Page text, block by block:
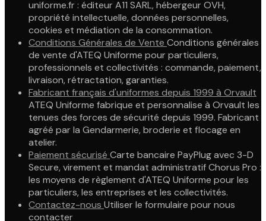
uniforme.fr : éditeur A11 SARL, hébergeur OVH,
propriété intellectuelle, données personnelles,
cookies et médiation de la consommation.
Conditions Générales de Vente Conditions générales
de vente d'ATEQ Uniforme pour particuliers,
professionnels et collectivités : commande, paiement,
livraison, rétractation, garanties.
Fabricant français d'uniformes depuis 1999 à Orvault
ATEQ Uniforme fabrique et personnalise à Orvault les
tenues des forces de sécurité depuis 1999. Fabricant
agréé par la Gendarmerie, broderie et flocage en
atelier.
Paiement sécurisé Carte bancaire PayPlug avec 3-D
Secure, virement et mandat administratif Chorus Pro :
les moyens de règlement d'ATEQ Uniforme pour les
particuliers, les entreprises et les collectivités.
Contactez-nous Utiliser le formulaire pour nous
contacter